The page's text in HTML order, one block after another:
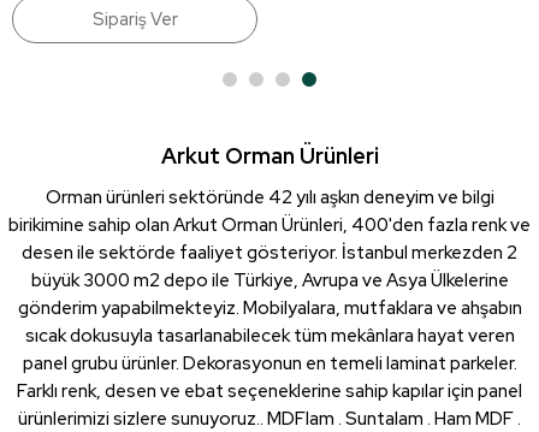
Sipariş Ver
Arkut Orman Ürünleri
Orman ürünleri sektöründe 42 yılı aşkın deneyim ve bilgi
birikimine sahip olan Arkut Orman Ürünleri, 400'den fazla renk ve
desen ile sektörde faaliyet gösteriyor. İstanbul merkezden 2
büyük 3000 m2 depo ile Türkiye, Avrupa ve Asya Ülkelerine
gönderim yapabilmekteyiz. Mobilyalara, mutfaklara ve ahşabın
sıcak dokusuyla tasarlanabilecek tüm mekânlara hayat veren
panel grubu ürünler. Dekorasyonun en temeli laminat parkeler.
Farklı renk, desen ve ebat seçeneklerine sahip kapılar için panel
ürünlerimizi sizlere sunuyoruz.. MDFlam . Suntalam . Ham MDF .